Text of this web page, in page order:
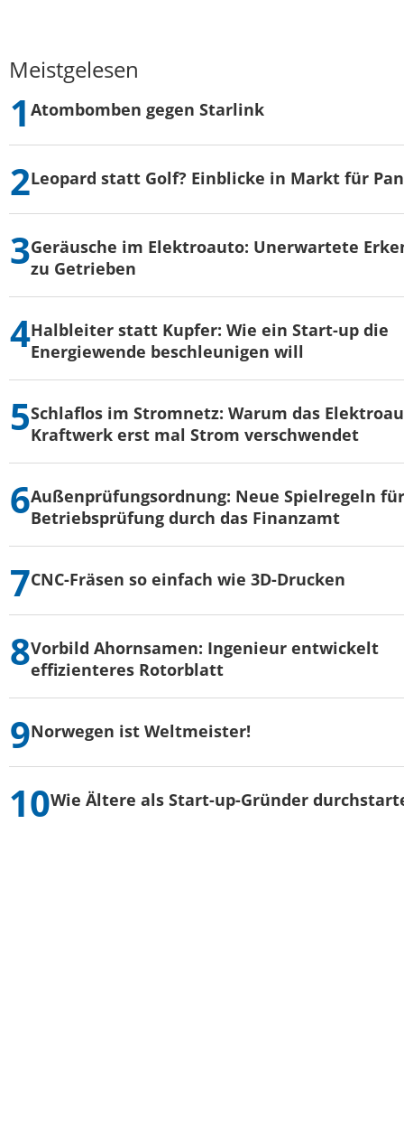
Meistgelesen
Atombomben gegen Starlink
Leopard statt Golf? Einblicke in Markt für
Geräusche im Elektroauto: Unerwartete
zu Getrieben
Halbleiter statt Kupfer: Wie ein Start-up die
Energiewende beschleunigen will
Schlaflos im Stromnetz: Warum das
Kraftwerk erst mal Strom verschwendet
Außenprüfungsordnung: Neue Spielregeln
Betriebsprüfung durch das Finanzamt
CNC-Fräsen so einfach wie 3D-Drucken
Vorbild Ahornsamen: Ingenieur entwickelt
effizienteres Rotorblatt
Norwegen ist Weltmeister!
Wie Ältere als Start-up-Gründer